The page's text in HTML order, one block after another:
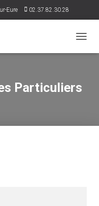
Eure 02.37.82.30.28
É
E
N
Particuliers